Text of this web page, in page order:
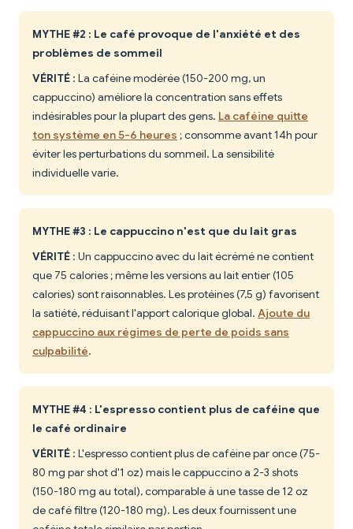
MYTHE #2 : Le café provoque de l'anxiété et des
problèmes de sommeil
VÉRITÉ : La caféine modérée (150-200 mg, un
cappuccino) améliore la concentration sans effets
indésirables pour la plupart des gens. La caféine quitte
ton système en 5-6 heures ; consomme avant 14h pour
éviter les perturbations du sommeil. La sensibilité
individuelle varie.
MYTHE #3 : Le cappuccino n'est que du lait gras
VÉRITÉ : Un cappuccino avec du lait écrémé ne contient
que 75 calories ; même les versions au lait entier (105
calories) sont raisonnables. Les protéines (7,5 g) favorisent
la satiété, réduisant l'apport calorique global. Ajoute du
cappuccino aux régimes de perte de poids sans
culpabilité.
MYTHE #4 : L'espresso contient plus de caféine que
le café ordinaire
VÉRITÉ : L'espresso contient plus de caféine par once (75-
80 mg par shot d'1 oz) mais le cappuccino a 2-3 shots
(150-180 mg au total), comparable à une tasse de 12 oz
de café filtre (120-180 mg). Les deux fournissent une